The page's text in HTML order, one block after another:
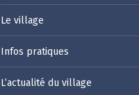
Le village
Infos pratiques
L’actualité du village